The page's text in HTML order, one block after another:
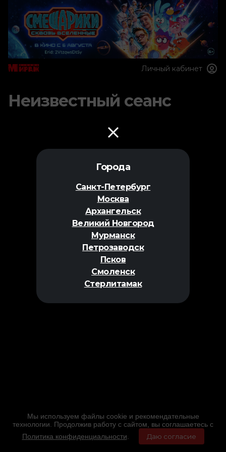
Города
Санкт-Петербург
Москва
Архангельск
Великий Новгород
Мурманск
Петрозаводск
Псков
Смоленск
Стерлитамак
Личный кабинет
Неизвестный сеанс
Мы используем файлы cookie и рекомендательные
технологии. Продолжив работу с сайтом, вы соглашаетесь с
Политика конфиденциальности
Даю согласие